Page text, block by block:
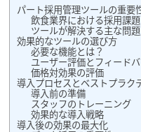
パート採用管理ツールの重要
飲食業界における採用課題
ツールが解決する主な問
効果的なツールの選び方
必要な機能とは？
ユーザー評価とフィード
価格対効果の評価
導入プロセスとベストプラク
導入前の準備
スタッフのトレーニング
効果的な導入戦略
導入後の効果の最大化